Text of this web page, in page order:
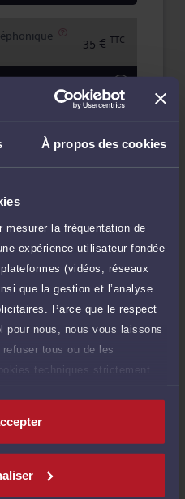
À propos des cookies
mesurer la fréquentation de
expérience utilisateur fondée
(vidéos, réseaux
que la gestion et l’analyse
Parce que le respect
pour nous, nous vous laissons
tous ou de les
techniques strictement
du site.
35 € TTC
Demander un rappel
question (moins 25 €
TTC
Poser une question
+ possibilité
150 €
Consulter par écrit
ou une facture
une facture ou des